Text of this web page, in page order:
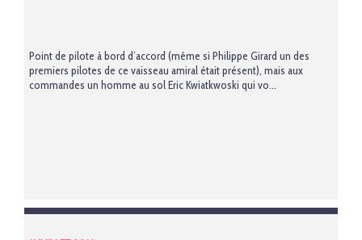
Point de pilote à bord d’accord (même si Philippe Girard un des
premiers pilotes de ce vaisseau amiral était présent), mais aux
commandes un homme au sol Eric Kwiatkwoski qui vo...